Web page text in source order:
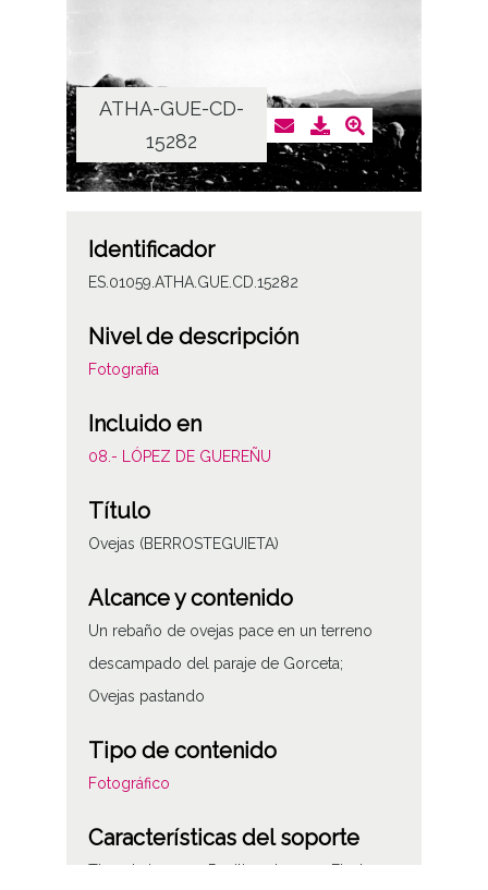
ATHA-GUE-CD-
15282
Identificador
ES.01059.ATHA.GUE.CD.15282
Nivel de descripción
Fotografía
Incluido en
08.- LÓPEZ DE GUEREÑU
Título
Ovejas (BERROSTEGUIETA)
Alcance y contenido
Un rebaño de ovejas pace en un terreno
descampado del paraje de Gorceta;
Ovejas pastando
Tipo de contenido
Fotográfico
Características del soporte
Tipo de imagen: Positivos Imagen Final: